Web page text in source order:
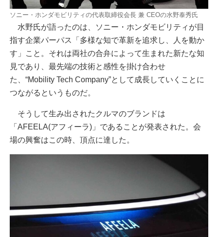
ソニー・ホンダモビリティの代表取締役会長 兼 CEOの水野泰秀氏
水野氏が語ったのは、ソニー・ホンダモビリティが目
指す企業パーパス「多様な知で革新を追求し、人を動か
す」こと。それは両社の合弁によって生まれた新たな知
見であり、最先端の技術と感性を掛け合わせ
た、“Mobility Tech Company”として成長していくことに
つながるというものだ。
そうして生み出されたクルマのブランドは
「AFEELA(アフィーラ)」であることが発表された。会
場の興奮はこの時、頂点に達した。